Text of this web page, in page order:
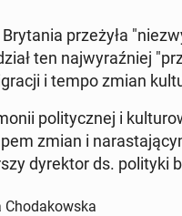
prze­ży­ła
ten naj­wy­raź­niej
i tempo zmian
po­li­tycz­nej i
zmian i
dy­rek­tor ds. po­li­ty­ki